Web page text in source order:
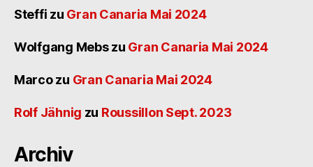
Steffi zu Gran Canaria Mai 2024
Wolfgang Mebszu Gran Canaria Mai 2024
Marcozu Gran Canaria Mai 2024
Rolf Jähnig zu Roussillon Sept. 2023
Archiv